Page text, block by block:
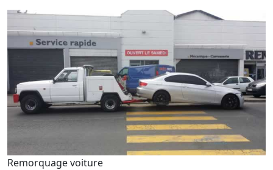
Remorquage voiture